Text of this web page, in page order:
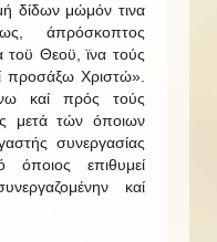
δίδων μώμόν τινα
άπρόσκοπτος
τοϋ Θεοϋ, ϊνα τούς
προσάξω Χριστώ».
καί πρός τούς
μετά τών όποιων
συνεργασίας
επιθυμεί
καί